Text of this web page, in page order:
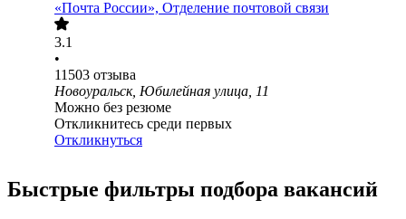
«Почта России», Отделение почтовой связи
3.1
•
11503 отзыва
Новоуральск, Юбилейная улица, 11
Можно без резюме
Откликнитесь среди первых
Откликнуться
Быстрые фильтры подбора вакансий